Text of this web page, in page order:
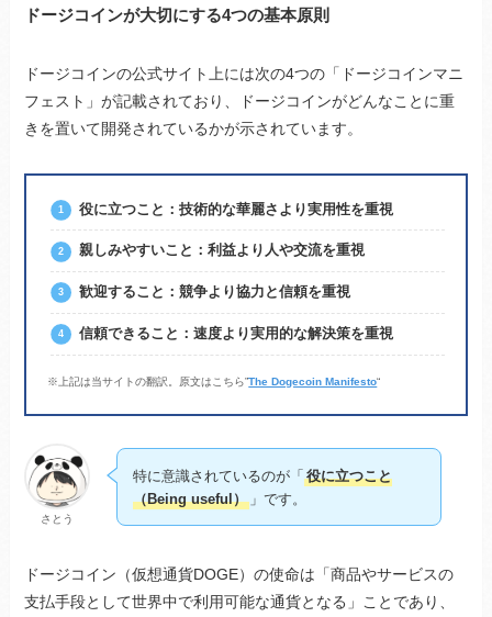
ドージコインが大切にする4つの基本原則
ドージコインの公式サイト上には次の4つの「ドージコインマニ
フェスト」が記載されており、ドージコインがどんなことに重
きを置いて開発されているかが示されています。
役に立つこと：技術的な華麗さより実用性を重視
親しみやすいこと：利益より人や交流を重視
歓迎すること：競争より協力と信頼を重視
信頼できること：速度より実用的な解決策を重視
※上記は当サイトの翻訳。原文はこちら”The Dogecoin Manifesto“
さとう
特に意識されているのが「役に立つこと
（Being useful）」です。
ドージコイン（仮想通貨DOGE）の使命は「商品やサービスの
支払手段として世界中で利用可能な通貨となる」ことであり、